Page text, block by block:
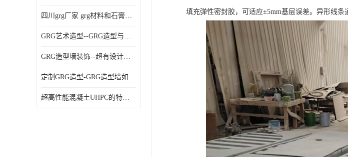
四川grg厂家 grg材料和石膏的区别
GRG艺术造型--GRG造型与会展中心装饰空间的**碰撞
GRG造型墙装饰--超有设计感的网红打卡餐厅GRG造型墙面
定制GRG造型-GRG造型墙如何上颜色
超高性能混凝土UHPC的特点和UHPC技术要求
填充弹性密封胶，可适应±5mm基层误差。异形线条